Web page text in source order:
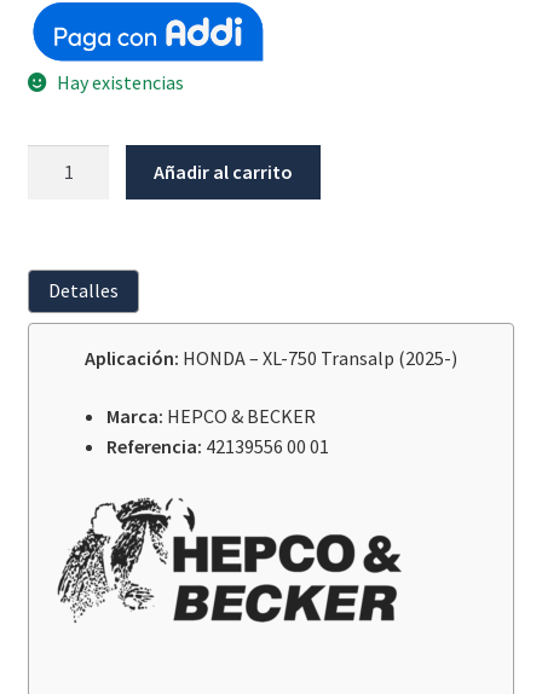
Hay existencias
Barras
Altas
Transalp
Añadir al carrito
Detalles
Aplicación: HONDA – XL-750 Transalp (2025-)
Marca: HEPCO & BECKER
Referencia: 42139556 00 01